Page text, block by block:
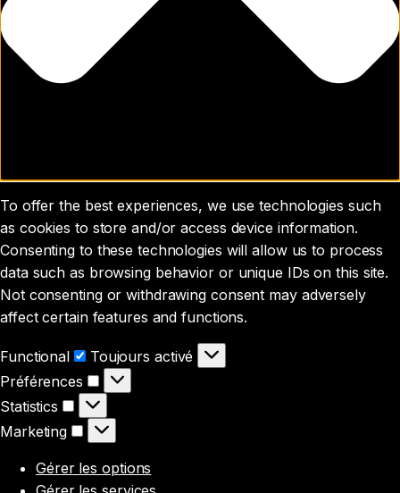
To offer the best experiences, we use technologies such
as cookies to store and/or access device information.
Consenting to these technologies will allow us to process
data such as browsing behavior or unique IDs on this site.
Not consenting or withdrawing consent may adversely
affect certain features and functions.
Functional Functional
Toujours activé
Préférences
Préférences
Statistics
Statistics
Marketing
Marketing
Gérer les options